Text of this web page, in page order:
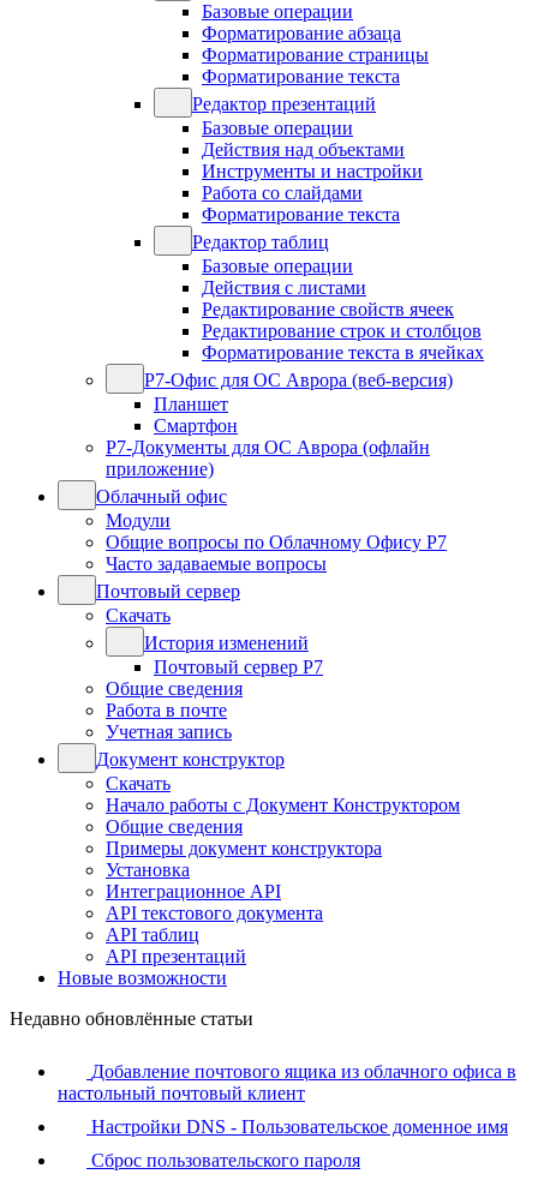
Базовые операции
Форматирование абзаца
Форматирование страницы
Форматирование текста
Редактор презентаций
Базовые операции
Действия над объектами
Инструменты и настройки
Работа со слайдами
Форматирование текста
Редактор таблиц
Базовые операции
Действия с листами
Редактирование свойств ячеек
Редактирование строк и столбцов
Форматирование текста в ячейках
Р7-Офис для ОС Аврора (веб-версия)
Планшет
Смартфон
Р7-Документы для ОС Аврора (офлайн
приложение)
Облачный офис
Модули
Общие вопросы по Облачному Офису Р7
Часто задаваемые вопросы
Почтовый сервер
Скачать
История изменений
Почтовый сервер Р7
Общие сведения
Работа в почте
Учетная запись
Документ конструктор
Скачать
Начало работы с Документ Конструктором
Общие сведения
Примеры документ конструктора
Установка
Интеграционное API
API текстового документа
API таблиц
API презентаций
Новые возможности
Недавно обновлённые статьи
Добавление почтового ящика из облачного офиса в
настольный почтовый клиент
Настройки DNS - Пользовательское доменное имя
Сброс пользовательского пароля